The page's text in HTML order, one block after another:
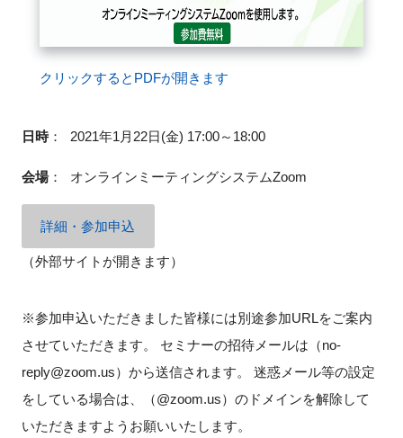
閉じる
クリックするとPDFが開きます
日時： 2021年1月22日(金) 17:00～18:00
会場： オンラインミーティングシステムZoom
詳細・参加申込
（外部サイトが開きます）
※参加申込いただきました皆様には別途参加URLをご案内
させていただきます。 セミナーの招待メールは（no-
reply@zoom.us）から送信されます。 迷惑メール等の設定
をしている場合は、（@zoom.us）のドメインを解除して
いただきますようお願いいたします。